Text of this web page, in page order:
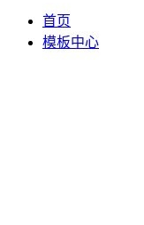
首页
模板中心